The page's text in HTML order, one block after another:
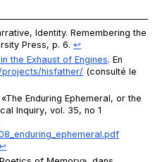
Identity. Remembering the
Press, p. 6.↩︎
the Exhaust of Engines. En
projects/hisfather/ (consulté le
Enduring Ephemeral, or the
Inquiry, vol. 35, no 1